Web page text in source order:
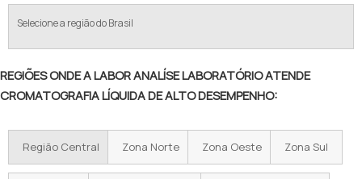
Selecione a região do Brasil
REGIÕES ONDE A LABOR ANALÍSE LABORATÓRIO ATENDE
CROMATOGRAFIA LÍQUIDA DE ALTO DESEMPENHO:
Região Central Zona Norte Zona Oeste Zona Sul